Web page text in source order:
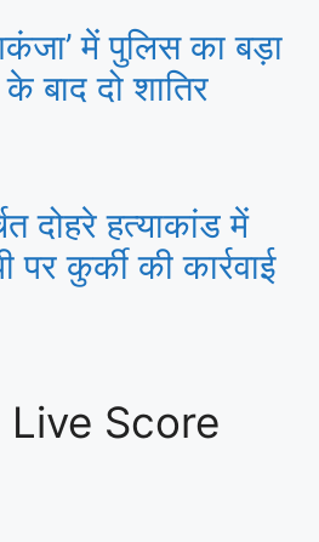
में पुलिस का बड़ा
बाद दो शातिर
दोहरे हत्याकांड में
पर कुर्की की कार्रवाई
Score